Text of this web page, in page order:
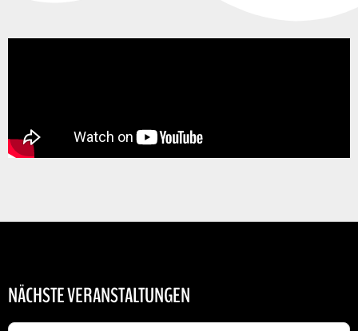
NÄCHSTE VERANSTALTUNGEN